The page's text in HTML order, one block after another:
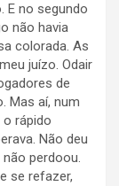
E no segundo
não havia
colorada. As
juízo. Odair
de
Mas aí, num
o rápido
Não deu
perdoou.
se refazer,